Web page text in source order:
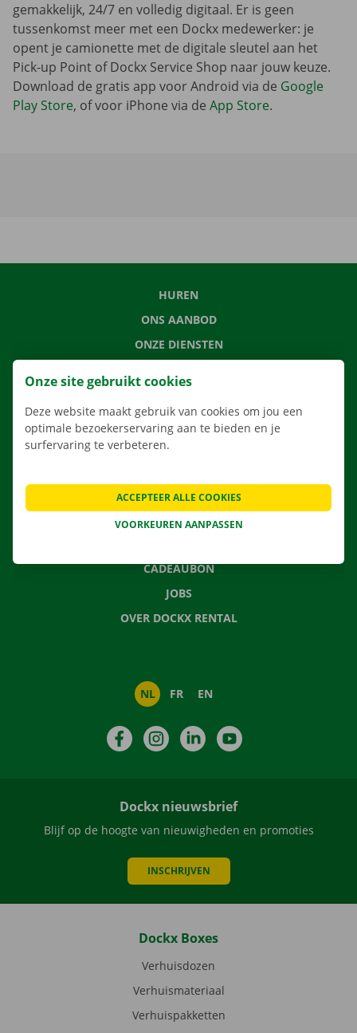
gemakkelijk, 24/7 en volledig digitaal. Er is geen
tussenkomst meer met een Dockx medewerker: je
opent je camionette met de digitale sleutel aan het
Pick-up Point of Dockx Service Shop naar jouw keuze.
Download de gratis app voor Android via de Google
Play Store, of voor iPhone via de App Store.
HUREN
ONS AANBOD
ONZE DIENSTEN
VERHUISOPLOSSINGEN
CONTACTEER ONS
VEELGESTELDE VRAGEN
CADEAUBON
JOBS
OVER DOCKX RENTAL
NL FR EN
FacebookInstagramLinkedIn
Dockx nieuwsbrief
Blijf op de hoogte van nieuwigheden en promoties
INSCHRIJVEN
Dockx Boxes
Verhuisdozen
Verhuismateriaal
Verhuispakketten
Onze site gebruikt cookies
Deze website maakt gebruik van cookies om jou een
optimale bezoekerservaring aan te bieden en je
surfervaring te verbeteren.
VOORKEUREN AANPASSEN
ACCEPTEER ALLE COOKIES